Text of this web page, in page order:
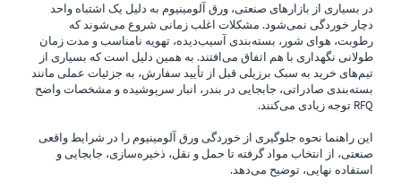
در بسیاری از بازارهای صنعتی، ورق آلومینیوم به دلیل یک اشتباه واحد
دچار خوردگی نمی‌شود. مشکلات اغلب زمانی شروع می‌شوند که
رطوبت، هوای شور، بسته‌بندی آسیب‌دیده، تهویه نامناسب و مدت زمان
طولانی نگهداری با هم اتفاق می‌افتند. به همین دلیل است که بسیاری از
تیم‌های خرید به سبک برزیلی قبل از تأیید سفارش، به جزئیات عملی مانند
بسته‌بندی صادراتی، جابجایی در بندر، انبار سرپوشیده و مشخصات واضح
RFQ توجه زیادی می‌کنند.
این راهنما نحوه جلوگیری از خوردگی ورق آلومینیوم را در شرایط واقعی
صنعتی، از انتخاب مواد گرفته تا حمل و نقل، ذخیره‌سازی، جابجایی و
استفاده نهایی، توضیح می‌دهد.